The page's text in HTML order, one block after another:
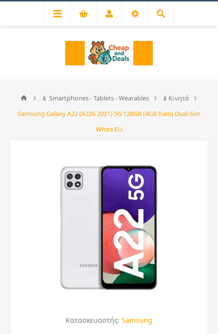
📱 Smartphones - Tablets - Wearables
📱Κινητά
Samsung Galaxy A22 (A226 2021) 5G 128GB (4GB Ram) Dual-Sim
White EU
Κατασκευαστής: Samsung